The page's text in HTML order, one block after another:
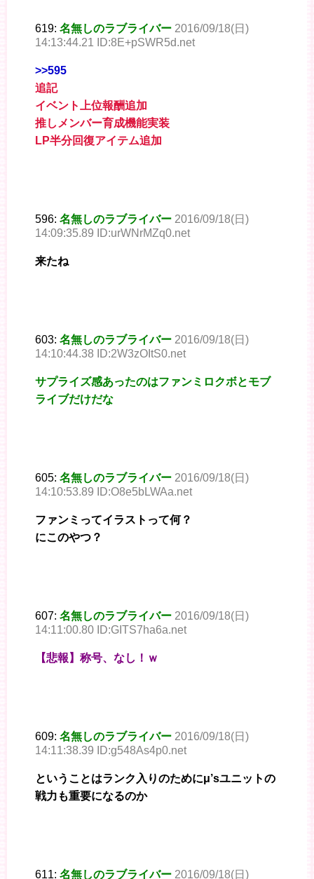
619: 名無しのラブライバー 2016/09/18(日)
14:13:44.21 ID:8E+pSWR5d.net
>>595
追記
イベント上位報酬追加
推しメンバー育成機能実装
LP半分回復アイテム追加
596: 名無しのラブライバー 2016/09/18(日)
14:09:35.89 ID:urWNrMZq0.net
来たね
603: 名無しのラブライバー 2016/09/18(日)
14:10:44.38 ID:2W3zOItS0.net
サプライズ感あったのはファンミロクボとモブ
ライブだけだな
605: 名無しのラブライバー 2016/09/18(日)
14:10:53.89 ID:O8e5bLWAa.net
ファンミってイラストって何？
にこのやつ？
607: 名無しのラブライバー 2016/09/18(日)
14:11:00.80 ID:GITS7ha6a.net
【悲報】称号、なし！ｗ
609: 名無しのラブライバー 2016/09/18(日)
14:11:38.39 ID:g548As4p0.net
ということはランク入りのためにμ’sユニットの
戦力も重要になるのか
611: 名無しのラブライバー 2016/09/18(日)